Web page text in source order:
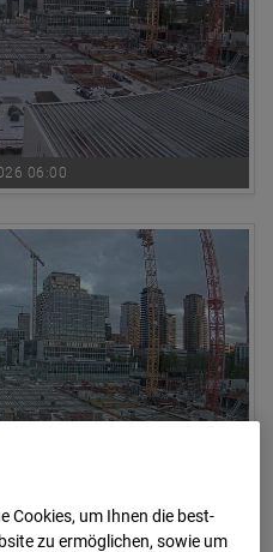
06:00
06:30
Cookies, um Ihnen die best­
zu ermöglichen, sowie um